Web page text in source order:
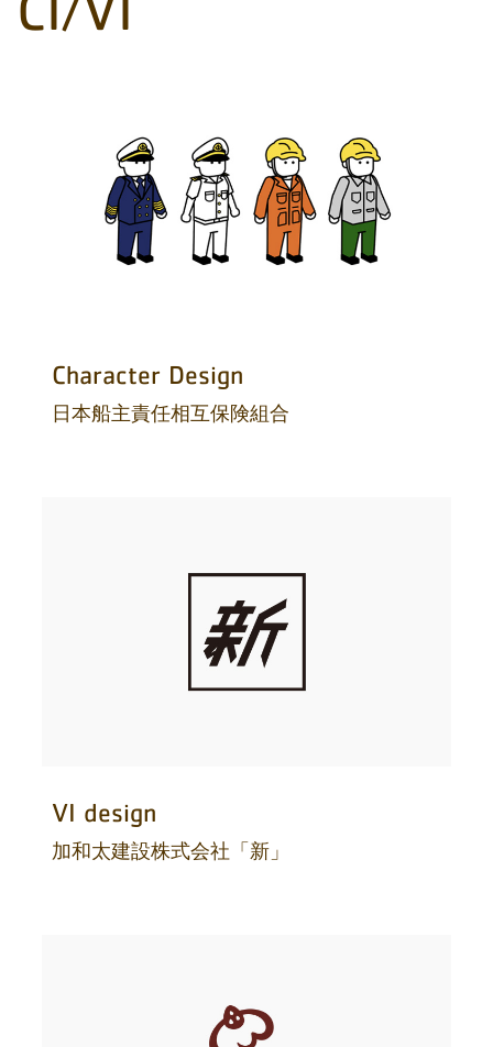
Character Design
日本船主責任相互保険組合
VI design
加和太建設株式会社「新」